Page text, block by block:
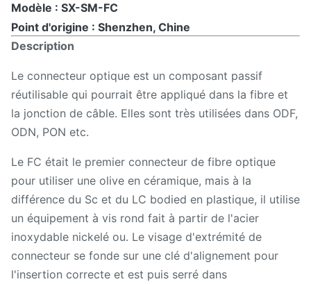
Modèle : SX-SM-FC
Point d'origine : Shenzhen, Chine
Description
Le connecteur optique est un composant passif
réutilisable qui pourrait être appliqué dans la fibre et
la jonction de câble. Elles sont très utilisées dans ODF,
ODN, PON etc.
Le FC était le premier connecteur de fibre optique
pour utiliser une olive en céramique, mais à la
différence du Sc et du LC bodied en plastique, il utilise
un équipement à vis rond fait à partir de l'acier
inoxydable nickelé ou. Le visage d'extrémité de
connecteur se fonde sur une clé d'alignement pour
l'insertion correcte et est puis serré dans